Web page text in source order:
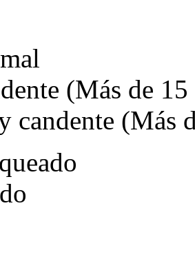
(Más de 15
candente (Más